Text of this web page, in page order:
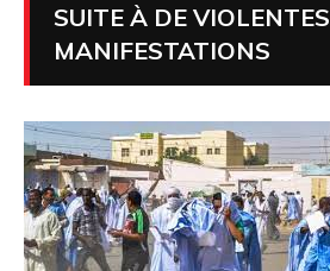
SUITE À DE VIOLENTES
MANIFESTATIONS